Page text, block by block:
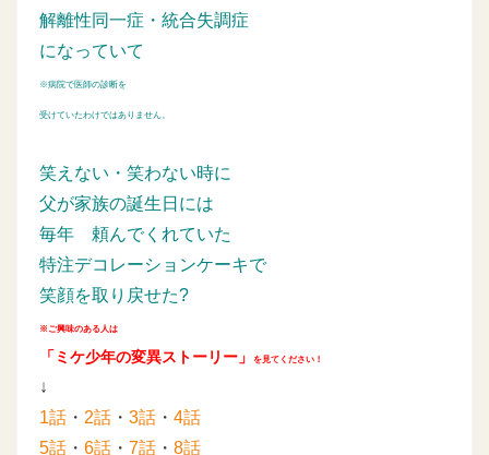
解離性同一症・統合失調症
になっていて
※病院で医師の診断を
受けていたわけではありません。
笑えない・笑わない時に
父が家族の誕生日には
毎年 頼んでくれていた
特注デコレーションケーキで
笑顔を取り戻せた?
※ご興味のある人は
「ミケ少年の変異ストーリー」 を見てください！
↓
1話 ・ 2話 ・ 3話 ・ 4話
5話 ・ 6話 ・ 7話 ・ 8話